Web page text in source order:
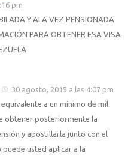
pm
Y ALA VEZ PENSIONADA
PARA OBTENER ESA VISA
30 agosto, 2015 a las 4:07 pm
a un mínimo de mil
obtener posteriormente la
y apostillarla junto con el
usted aplicar a la